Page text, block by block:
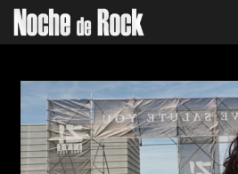
Categorías
Agenda